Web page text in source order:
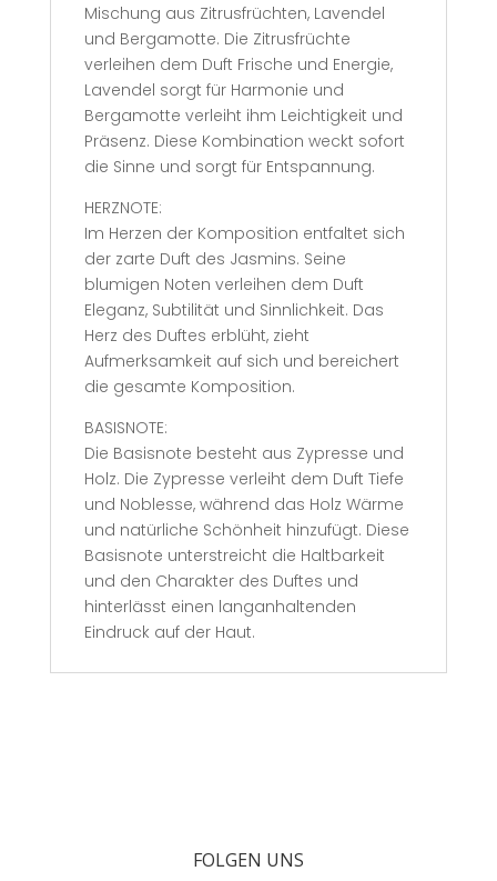
Mischung aus Zitrusfrüchten, Lavendel
und Bergamotte. Die Zitrusfrüchte
verleihen dem Duft Frische und Energie,
Lavendel sorgt für Harmonie und
Bergamotte verleiht ihm Leichtigkeit und
Präsenz. Diese Kombination weckt sofort
die Sinne und sorgt für Entspannung.
HERZNOTE:
Im Herzen der Komposition entfaltet sich
der zarte Duft des Jasmins. Seine
blumigen Noten verleihen dem Duft
Eleganz, Subtilität und Sinnlichkeit. Das
Herz des Duftes erblüht, zieht
Aufmerksamkeit auf sich und bereichert
die gesamte Komposition.
BASISNOTE:
Die Basisnote besteht aus Zypresse und
Holz. Die Zypresse verleiht dem Duft Tiefe
und Noblesse, während das Holz Wärme
und natürliche Schönheit hinzufügt. Diese
Basisnote unterstreicht die Haltbarkeit
und den Charakter des Duftes und
hinterlässt einen langanhaltenden
Eindruck auf der Haut.
FOLGEN UNS